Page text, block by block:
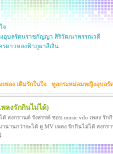
จ
อุบลรัตนราชกัญญา สิริวัฒนาพรรณวดี
รดาวหลงฟ้าภูผาสีเงิน
เพลง เติมรักในใจ - ทูลกระหม่อมหญิงอุบ
พลงรักกินไม่ได้)
สงกรานต์ รังสรรค์ ชอบ music vdo เพลง รัก
นานกว่าจะได้ ดู MV เพลง รักกินไม่ได้ สงกร